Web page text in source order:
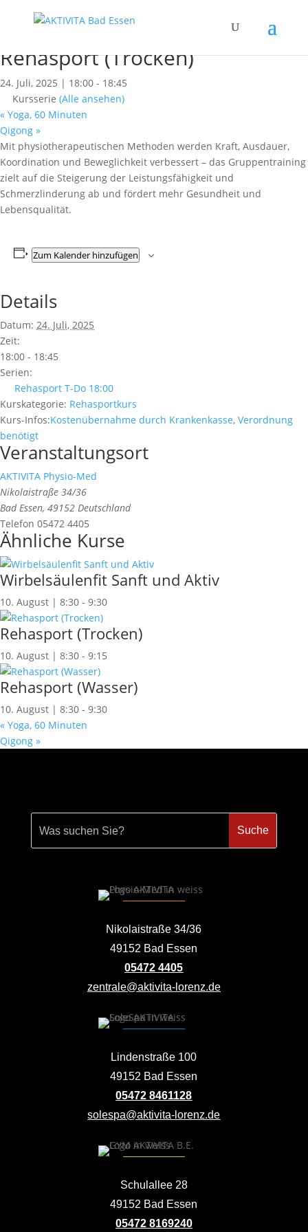
« Alle Kurse
Rehasport (Trocken)
24. Juli, 2025 | 18:00 - 18:45
Kursserie (Alle ansehen)
« Yoga, 60 Minuten
Qigong »
Mit physiotherapeutischen Methoden werden Kraft, Ausdauer,
Koordination und Beweglichkeit verbessert – das Gruppentraining
zielt auf die Steigerung der Leistungsfähigkeit und
Schmerzlinderung ab und fördert mehr Gesundheit und
Lebensqualität.
Zum Kalender hinzufügen
Details
Datum: 24. Juli, 2025
Zeit:
18:00 - 18:45
Serien:
Rehasport T-Do 18:00
Kurskategorie: Rehasportkurs
Kurs-Infos:Kostenübernahme durch Krankenkasse, Verordnung
benötigt
Veranstaltungsort
AKTIVITA Physio-Med
Nikolaistraße 34/36
Bad Essen, 49152 Deutschland
Telefon 05472 4405
Ähnliche Kurse
Wirbelsäulenfit Sanft und Aktiv
10. August | 8:30 - 9:30
Rehasport (Trocken)
10. August | 8:30 - 9:15
Rehasport (Wasser)
10. August | 8:30 - 9:30
« Yoga, 60 Minuten
Qigong »
Nikolaistraße 34/36
49152 Bad Essen
05472 4405
zentrale@aktivita-lorenz.de
Lindenstraße 100
49152 Bad Essen
05472 8461128
solespa@aktivita-lorenz.de
Schulallee 28
49152 Bad Essen
05472 8169240